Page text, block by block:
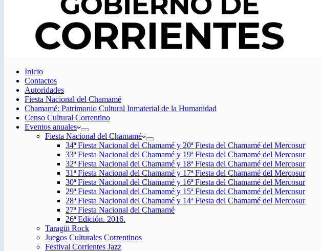
Inicio
Contactos
Autoridades
Fiesta Nacional del Chamamé
Chamamé: Patrimonio Cultural Inmaterial de la Humanidad
Censo Cultural Correntino
Eventos anuales
Fiesta Nacional del Chamamé
34ª Fiesta Nacional del Chamamé y 20ª Fiesta del Chamamé del Mercosur
33ª Fiesta Nacional del Chamamé y 19ª Fiesta del Chamamé del Mercosur
32ª Fiesta Nacional del Chamamé y 18ª Fiesta del Chamamé del Mercosur
31ª Fiesta Nacional del Chamamé y 17ª Fiesta del Chamamé del Mercosur
30ª Fiesta Nacional del Chamamé y 16ª Fiesta del Chamamé del Mercosur
29ª Fiesta Nacional del Chamamé y 15ª Fiesta del Chamamé del Mercosur
28ª Fiesta Nacional del Chamamé y 14ª Fiesta del Chamamé del Mercosur
27ª Fiesta Nacional del Chamamé
26ª Edición. 2016.
Taragüi Rock
Juegos Culturales Correntinos
Festival Corrientes Jazz